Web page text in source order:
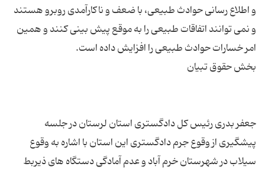
و اطلاع رسانی حوادث طبیعی، با ضعف و ناکارآمدی روبرو هستند
و نمی توانند اتفاقات طبیعی را به موقع پیش بینی کنند و همین
جعفر بدری رئیس کل دادگستری استان لرستان در جلسه
پیشگیری از وقوع جرم دادگستری این استان با اشاره به وقوع
سیلاب در شهرستان خرم آباد و عدم آمادگی دستگاه های ذیربط